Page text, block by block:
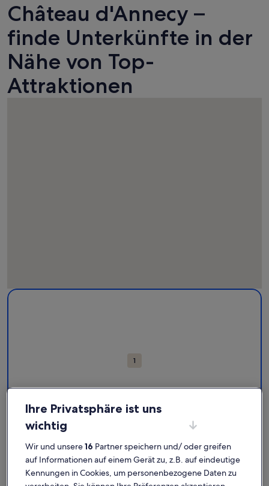
Château d'Annecy –
finde Unterkünfte in der
Nähe von Top-
Attraktionen
Karte
1
Château d'Annecy (Schloss)
Weitere Informationen zu Château d'Annecy (Schloss).
Château d'Annecy: Finde deine
Ihre Privatsphäre ist uns
wichtig
Wir und unsere16 Partner speichern und/ oder greifen
auf Informationen auf einem Gerät zu, z.B. auf eindeutige
Kennungen in Cookies, um personenbezogene Daten zu